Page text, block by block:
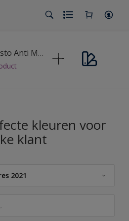
Alpha Rezisto Anti Marks
kleuren voor
klant
2021